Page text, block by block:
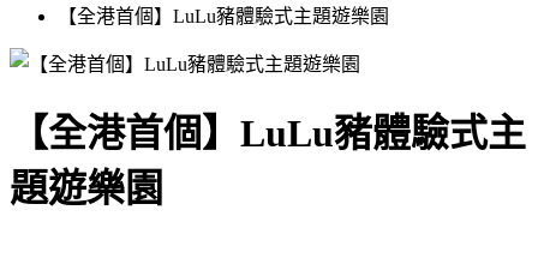
【全港首個】LuLu豬體驗式主題遊樂園
【全港首個】LuLu豬體驗式主
題遊樂園